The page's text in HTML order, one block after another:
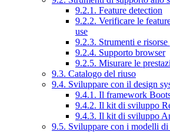
9.2.1. Feature detection
9.2.2. Verificare le
use
9.2.3. Strumenti e
9.2.4. Supporto browser
9.2.5. Misurare le
9.3. Catalogo del riuso
9.4. Sviluppare con il design
9.4.1. Il framework
9.4.2. Il kit di sviluppo
9.4.3. Il kit di sviluppo
9.5. Sviluppare con i modelli di